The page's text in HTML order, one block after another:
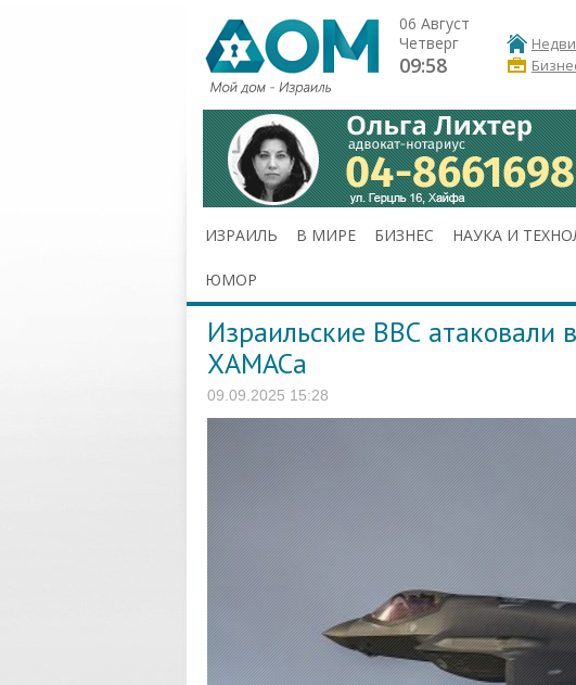
06 Август
Четверг
09:58
ИЗРАИЛЬ В МИРЕ БИЗНЕС НАУКА И
ЮМОР
Израильские ВВС атаковали
ХАМАСа
09.09.2025 15:28